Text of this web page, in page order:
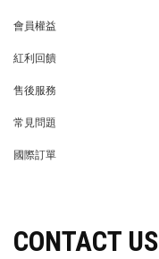
會員權益
紅利回饋
售後服務
常見問題
國際訂單
CONTACT US